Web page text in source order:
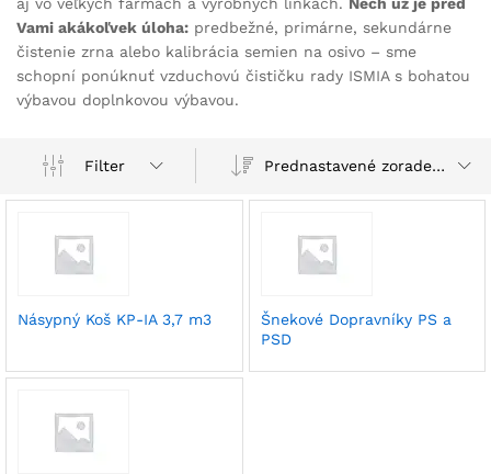
Vami akákoľvek úloha: predbežné, primárne, sekundárne
čistenie zrna alebo kalibrácia semien na osivo – sme
schopní ponúknuť vzduchovú čističku rady ISMIA s bohatou
výbavou doplnkovou výbavou.
Filter Prednastavené zoradenie
Násypný Koš KP-IA 3,7 m3
Šnekové Dopravníky PS a
PSD